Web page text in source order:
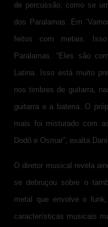
de percussão, como se
dos Paralamas. Em
feitos com metais.
Paralamas. “Eles são
Latina. Isso está muito
nos timbres de guitarra,
guitarra e a bateria. O
mais foi misturado com
Dodô e Osmar”, exalta
O diretor musical revela
se debruçou sobre o
metal que envolve o
características musicais